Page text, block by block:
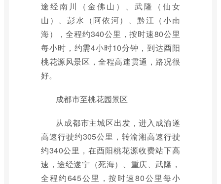
途经南川（金佛山）、武隆（仙女
山）、彭水（阿依河）、黔江（小南
海），全程约340公里，按时速80公里
每小时，约需4小时10分钟，到达酉阳
桃花源风景区，全程高速贯通，路况很
好。
成都市至桃花园景区
从成都市主城区出发，进入成渝遂
高速行驶约305公里，转渝湘高速行驶
约340公里，在酉阳桃花源收费站下高
速，途经遂宁（死海）、重庆、武隆，
全程约645公里，按时速80公里每小